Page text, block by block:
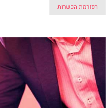
רפורמת הכשרות